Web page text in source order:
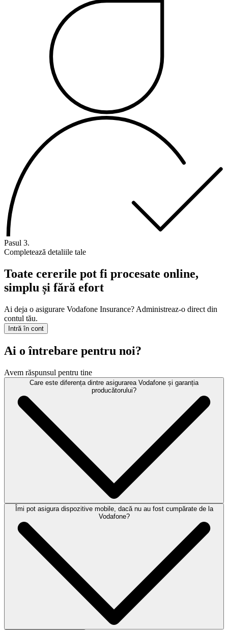
Pasul 3.
Completează detaliile tale
Toate cererile pot fi procesate online,
simplu și fără efort
Ai deja o asigurare Vodafone Insurance? Administreaz-o direct din
contul tău.
Intră în cont
Ai o întrebare pentru noi?
Avem răspunsul pentru tine
Care este diferența dintre asigurarea Vodafone și garanția
producătorului?
Îmi pot asigura dispozitive mobile, dacă nu au fost cumpărate de la
Vodafone?